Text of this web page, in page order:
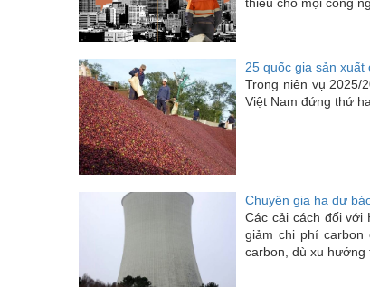
25 quốc gia sản
Trong niên vụ 2025/
Việt Nam đứng thứ
Chuyên gia hạ dự
Các cải cách đối với
giảm chi phí
carbon, dù xu hướng